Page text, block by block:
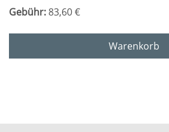
Gebühr:83,60 €
Warenkorb